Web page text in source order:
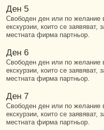
Ден 5
Свободен ден или по желание
екскурзии, които се заявяват,
местната фирма партньор.
Ден 6
Свободен ден или по желание
екскурзии, които се заявяват,
местната фирма партньор.
Ден 7
Свободен ден или по желание
екскурзии, които се заявяват,
местната фирма партньор.